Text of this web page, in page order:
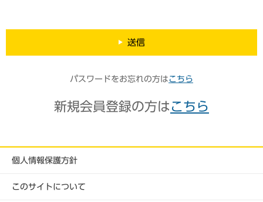
送信
パスワードをお忘れの方は こちら
新規会員登録の方は こちら
個人情報保護方針
このサイトについて